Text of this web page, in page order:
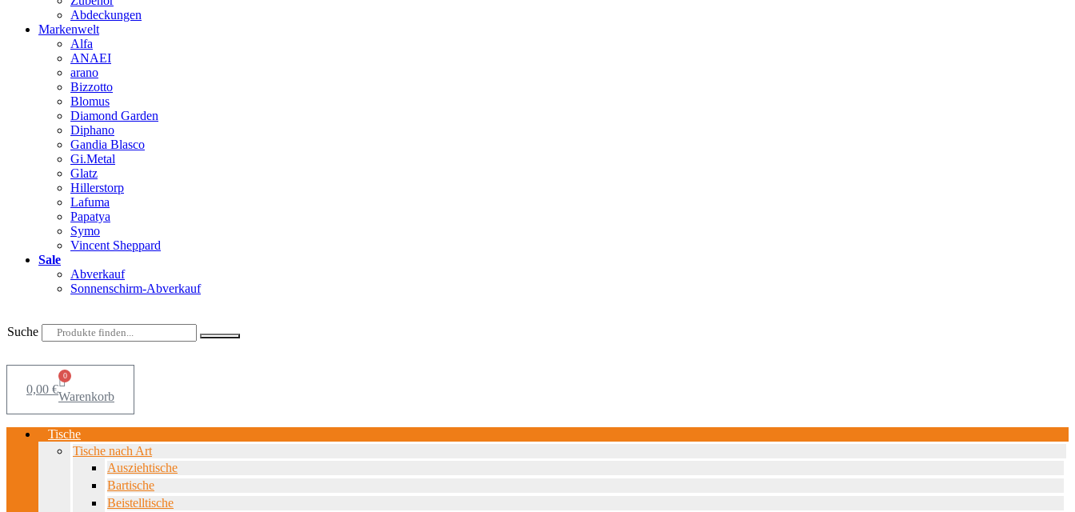
Abdeckungen
Markenwelt
Alfa
ANAEI
arano
Bizzotto
Blomus
Diamond Garden
Diphano
Gandia Blasco
Gi.Metal
Glatz
Hillerstorp
Lafuma
Papatya
Symo
Vincent Sheppard
Sale
Abverkauf
Sonnenschirm-Abverkauf
Suche
0,00 €
0
Warenkorb
Tische
Tische nach Art
Ausziehtische
Bartische
Beistelltische